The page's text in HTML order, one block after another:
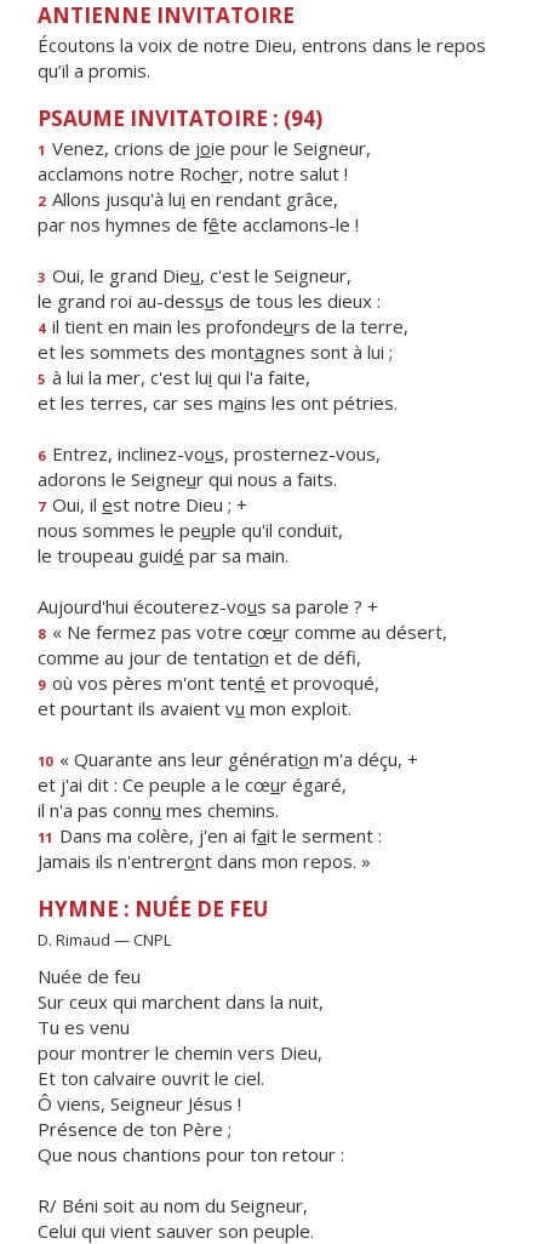
ANTIENNE INVITATOIRE
Écoutons la voix de notre Dieu, entrons dans le repos
qu’il a promis.
PSAUME INVITATOIRE : (94)
1 Venez, crions de joie pour le Seigneur,
acclamons notre Rocher, notre salut !
2 Allons jusqu'à lui en rendant grâce,
par nos hymnes de fête acclamons-le !
3 Oui, le grand Dieu, c'est le Seigneur,
le grand roi au-dessus de tous les dieux :
4 il tient en main les profondeurs de la terre,
et les sommets des montagnes sont à lui ;
5 à lui la mer, c'est lui qui l'a faite,
et les terres, car ses mains les ont pétries.
6 Entrez, inclinez-vous, prosternez-vous,
adorons le Seigneur qui nous a faits.
7 Oui, il est notre Dieu ; +
nous sommes le peuple qu'il conduit,
le troupeau guidé par sa main.
Aujourd'hui écouterez-vous sa parole ? +
8 « Ne fermez pas votre cœur comme au désert,
comme au jour de tentation et de défi,
9 où vos pères m'ont tenté et provoqué,
et pourtant ils avaient vu mon exploit.
10 « Quarante ans leur génération m'a déçu, +
et j'ai dit : Ce peuple a le cœur égaré,
il n'a pas connu mes chemins.
11 Dans ma colère, j'en ai fait le serment :
Jamais ils n'entreront dans mon repos. »
HYMNE : NUÉE DE FEU
D. Rimaud — CNPL
Nuée de feu
Sur ceux qui marchent dans la nuit,
Tu es venu
pour montrer le chemin vers Dieu,
Et ton calvaire ouvrit le ciel.
Ô viens, Seigneur Jésus !
Présence de ton Père ;
Que nous chantions pour ton retour :
R/ Béni soit au nom du Seigneur,
Celui qui vient sauver son peuple.